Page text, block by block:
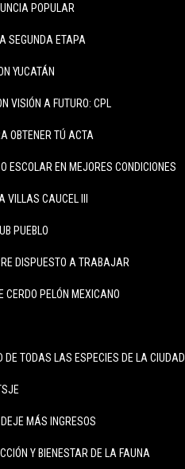
POPULAR
SEGUNDA ETAPA
YUCATÁN
VISIÓN A FUTURO: CPL
OBTENER TÚ ACTA
ESCOLAR EN MEJORES CONDICIONES
VILLAS CAUCEL III
PUEBLO
DISPUESTO A TRABAJAR
CERDO PELÓN MEXICANO
TODAS LAS ESPECIES DE LA CIUDAD
MÁS INGRESOS
Y BIENESTAR DE LA FAUNA